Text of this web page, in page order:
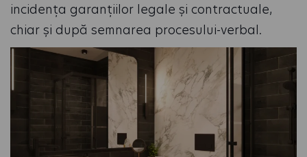
incidența garanțiilor legale și contractuale,
chiar și după semnarea procesului-verbal.